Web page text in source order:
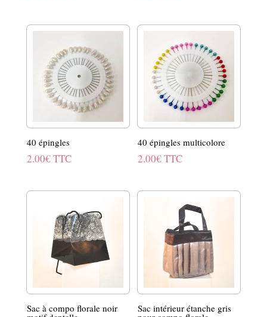
40 épingles
2.00€TTC
40 épingles multicolore
2.00€TTC
Sac à compo florale noir Sac intérieur étanche gris